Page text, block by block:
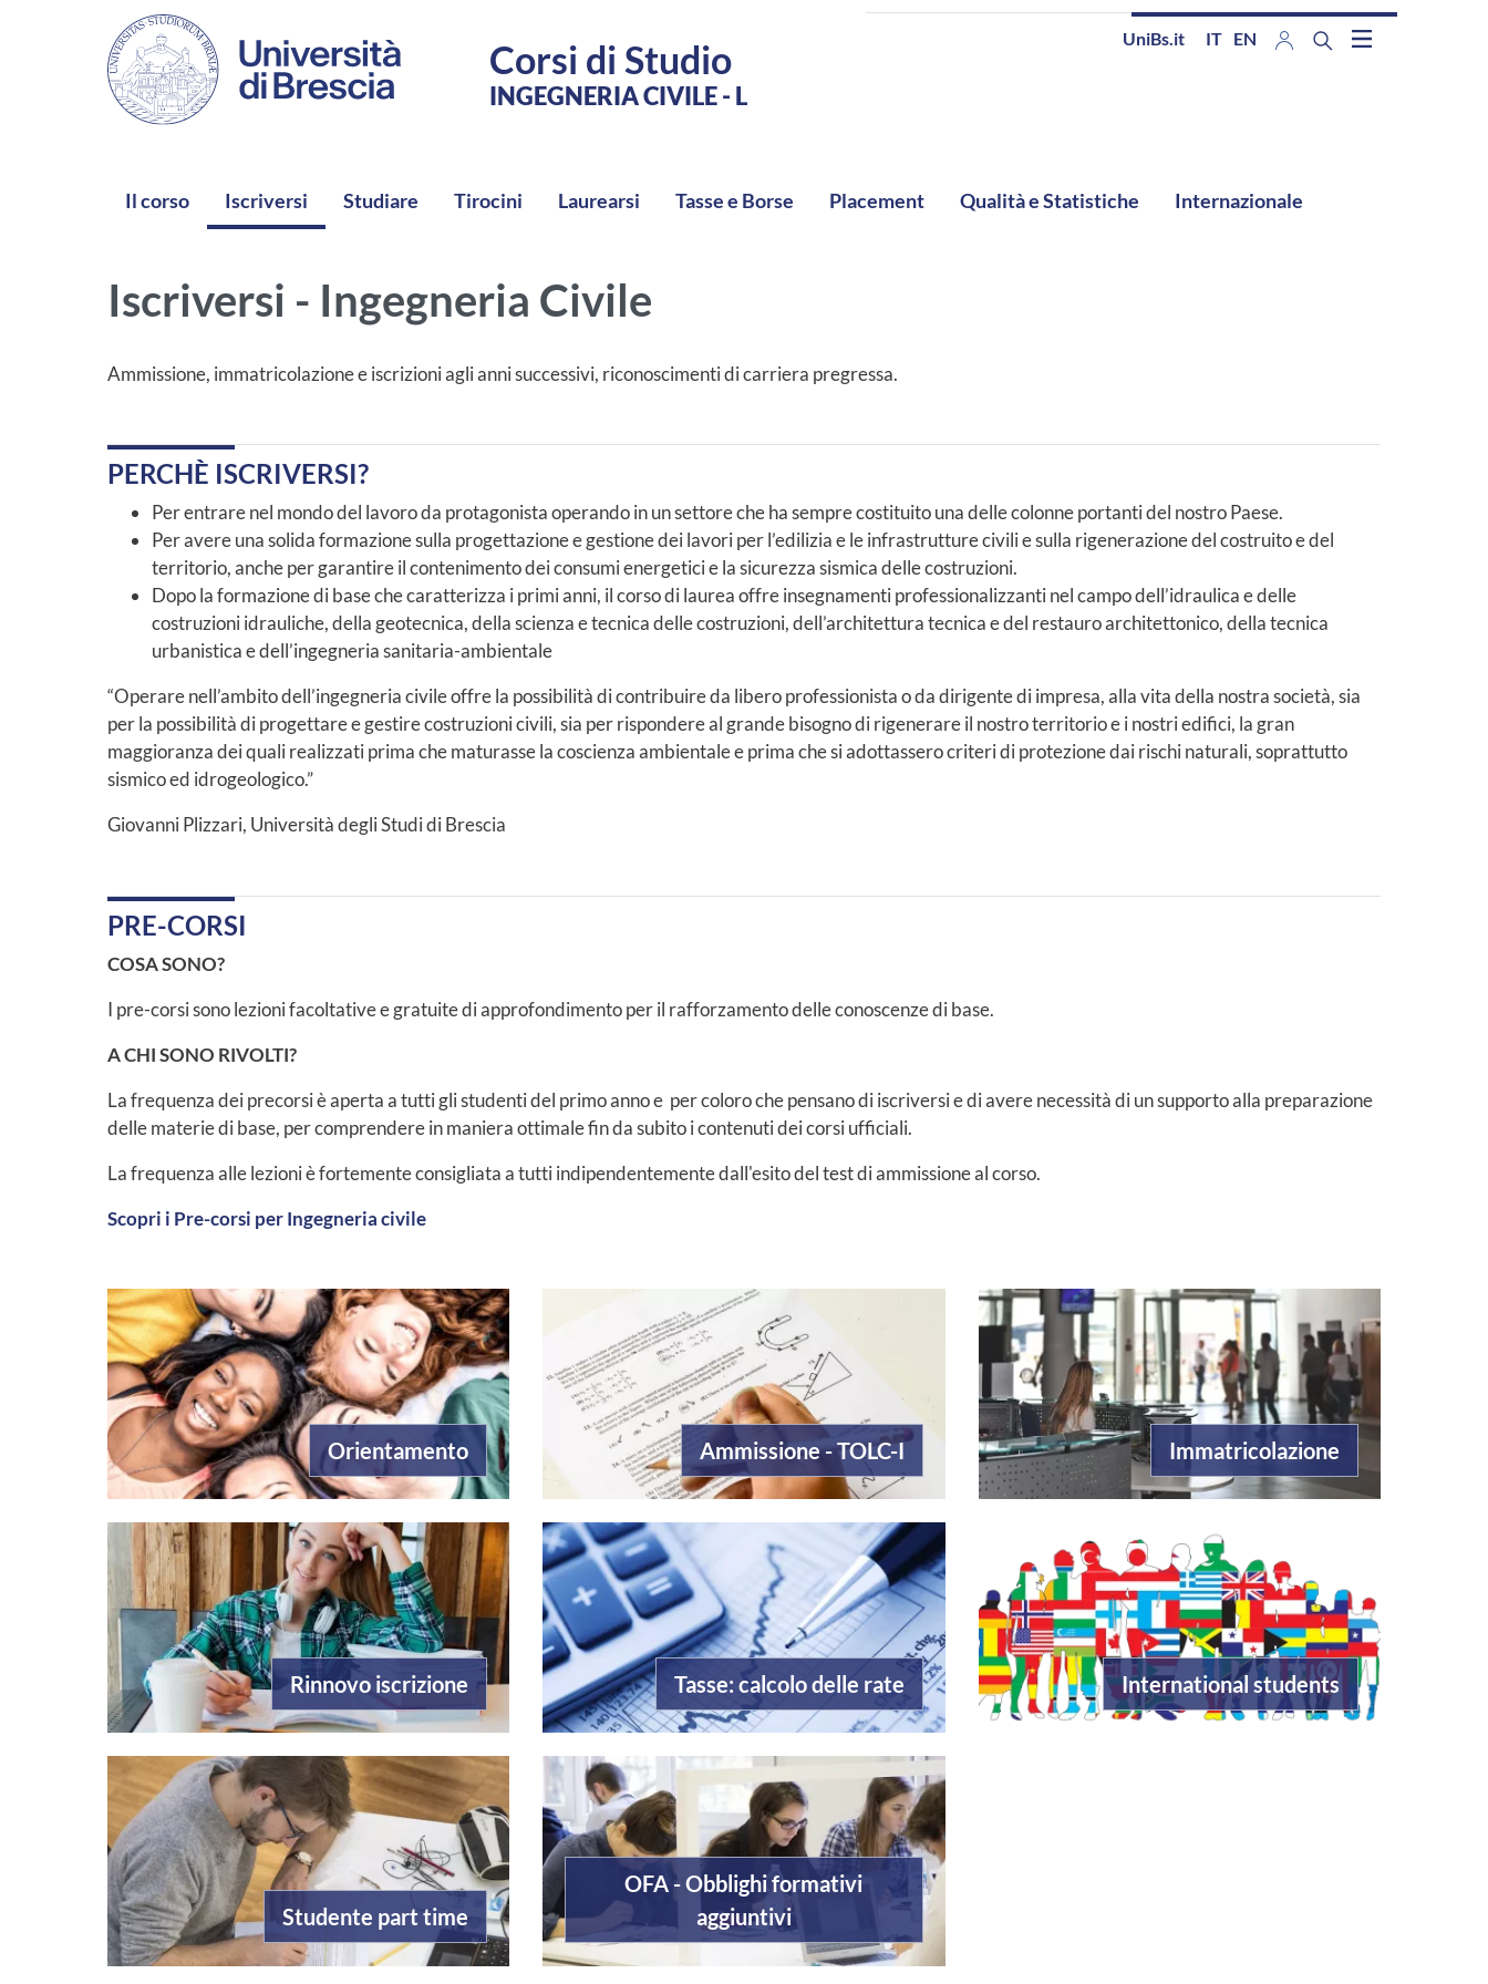
Salta al contenuto principale
Corsi di Studio
INGEGNERIA CIVILE - L
UniBs.it IT EN
NAVIGAZIONE PRINCIPALE
Il corso Iscriversi Studiare Tirocini Laurearsi Tasse e Borse Placement Qualità e Statistiche Internazionale
Iscriversi - Ingegneria Civile
Ammissione, immatricolazione e iscrizioni agli anni successivi, riconoscimenti di carriera pregressa.
PERCHÈ ISCRIVERSI?
Per entrare nel mondo del lavoro da protagonista operando in un settore che ha sempre costituito una delle colonne portanti del nostro Paese.
Per avere una solida formazione sulla progettazione e gestione dei lavori per l’edilizia e le infrastrutture civili e sulla rigenerazione del costruito e del
territorio, anche per garantire il contenimento dei consumi energetici e la sicurezza sismica delle costruzioni.
Dopo la formazione di base che caratterizza i primi anni, il corso di laurea offre insegnamenti professionalizzanti nel campo dell’idraulica e delle
costruzioni idrauliche, della geotecnica, della scienza e tecnica delle costruzioni, dell’architettura tecnica e del restauro architettonico, della tecnica
urbanistica e dell’ingegneria sanitaria-ambientale
“Operare nell’ambito dell’ingegneria civile offre la possibilità di contribuire da libero professionista o da dirigente di impresa, alla vita della nostra società, sia
per la possibilità di progettare e gestire costruzioni civili, sia per rispondere al grande bisogno di rigenerare il nostro territorio e i nostri edifici, la gran
maggioranza dei quali realizzati prima che maturasse la coscienza ambientale e prima che si adottassero criteri di protezione dai rischi naturali, soprattutto
sismico ed idrogeologico.”
Giovanni Plizzari, Università degli Studi di Brescia
PRE-CORSI
COSA SONO?
I pre-corsi sono lezioni facoltative e gratuite di approfondimento per il rafforzamento delle conoscenze di base.
A CHI SONO RIVOLTI?
La frequenza dei precorsi è aperta a tutti gli studenti del primo anno e per coloro che pensano di iscriversi e di avere necessità di un supporto alla preparazione
delle materie di base, per comprendere in maniera ottimale fin da subito i contenuti dei corsi ufficiali.
La frequenza alle lezioni è fortemente consigliata a tutti indipendentemente dall'esito del test di ammissione al corso.
Scopri i Pre-corsi per Ingegneria civile
Orientamento Ammissione - TOLC-I Immatricolazione
Rinnovo iscrizione Tasse: calcolo delle rate International students
Studente part time
OFA - Obblighi formativi
aggiuntivi